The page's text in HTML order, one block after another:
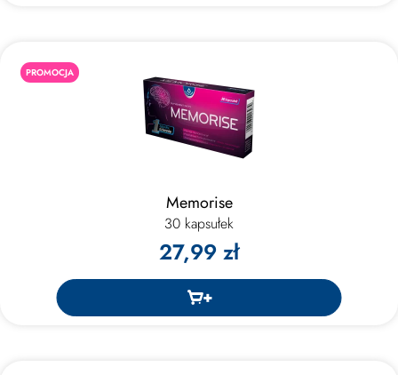
PROMOCJA
Memorise
30 kapsułek
27,99 zł